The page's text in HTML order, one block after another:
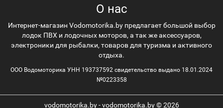
О нас
Интернет-магазин Vodomotorika.by предлагает большой выбор
лодок ПВХ и лодочных моторов, а так же аксессуаров,
электроники для рыбалки, товаров для туризма и активного
отдыха.
ООО Водомоторика УНН 193737592 свидетельство выдано 18.01.2024
№0223358
vodomotorika.by - vodomotorika.by © 2026